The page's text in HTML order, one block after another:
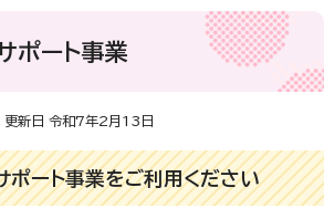
ポート事業
新日 令和7年2月13日
ポート事業をご利用ください